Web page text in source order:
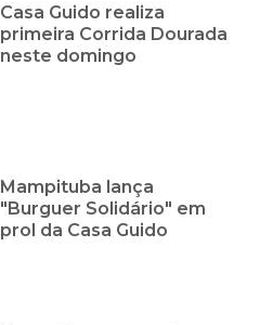
Casa Guido realiza
primeira Corrida Dourada
neste domingo
Mampituba lança
"Burguer Solidário" em
prol da Casa Guido